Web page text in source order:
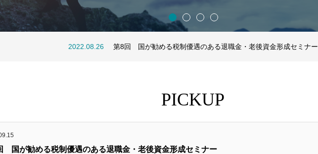
2022.09.15 第9回 国が勧める税制優遇のある退職金・老後資金形成セミナー
2022.08.26 第8回 国が勧める税制優遇のある退職金・老後資金形成セミナー
2022.07.22 第7回 国が勧める税制優遇のある退職金・老後資金形成セミナー
2022.06.23 第6回 国が勧める税制優遇のある退職金・老後資金形成セミナー
2022.05.24 第5回 国が勧める税制優遇のある退職金・老後資金形成セミナー
PICKUP
国が勧める税制優遇のある退職金・老後資金形成セミナー